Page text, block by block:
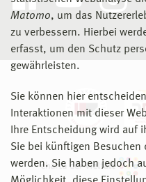
Matomo, um das
zu verbessern. Hierbei
erfasst, um den Schutz
gewährleisten.
Sie können hier
Interaktionen mit dieser
Ihre Entscheidung wird auf
Sie bei künftigen Besuchen
werden. Sie haben jedoch